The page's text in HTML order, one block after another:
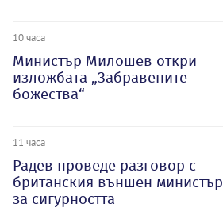
10 часа
Министър Милошев откри
изложбата „Забравените
божества“
11 часа
Радев проведе разговор с
британския външен министър
за сигурността